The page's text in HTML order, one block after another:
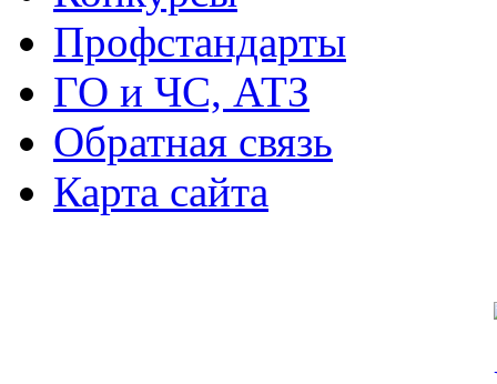
Профстандарты
ГО и ЧС, АТЗ
Обратная связь
Карта сайта